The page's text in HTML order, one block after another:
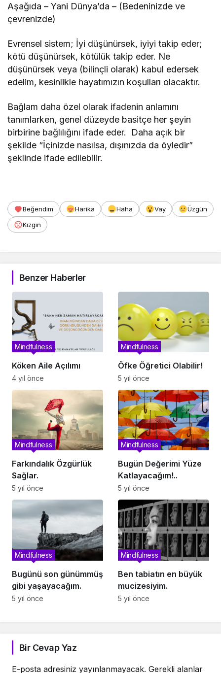
Aşağıda – Yani Dünya’da – (Bedeninizde ve
çevrenizde)
Evrensel sistem; İyi düşünürsek, iyiyi takip eder;
kötü düşünürsek, kötülük takip eder. Ne
düşünürsek veya (bilinçli olarak) kabul edersek
edelim, kesinlikle hayatımızın koşulları olacaktır.
Bağlam daha özel olarak ifadenin anlamını
tanımlarken, genel düzeyde basitçe her şeyin
birbirine bağlılığını ifade eder. Daha açık bir
şekilde “İçinizde nasılsa, dışınızda da öyledir”
şeklinde ifade edilebilir.
Beğendim Harika Haha Vay
Üzgün
Kızgın
Benzer Haberler
Köken Aile Açılımı
Mindfulness
4 yıl önce
Öfke Öğretici Olabilir!
Mindfulness
5 yıl önce
Farkındalık Özgürlük
Sağlar.
Mindfulness
5 yıl önce
Bugün Değerimi Yüze
Katlayacağım!..
Mindfulness
5 yıl önce
Bugünü son günümmüş
gibi yaşayacağım.
Mindfulness
5 yıl önce
Ben tabiatın en büyük
mucizesiyim.
Mindfulness
5 yıl önce
Bir Cevap Yaz
E-posta adresiniz yayınlanmayacak. Gerekli alanlar